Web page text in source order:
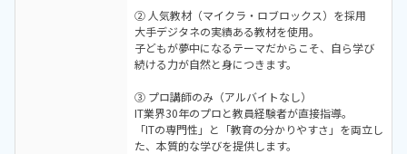
② 人気教材（マイクラ・ロブロックス）を採用
大手デジタネの実績ある教材を使用。
子どもが夢中になるテーマだからこそ、自ら学び
続ける力が自然と身につきます。
③ プロ講師のみ（アルバイトなし）
IT業界30年のプロと教員経験者が直接指導。
「ITの専門性」と「教育の分かりやすさ」を両立し
た、本質的な学びを提供します。